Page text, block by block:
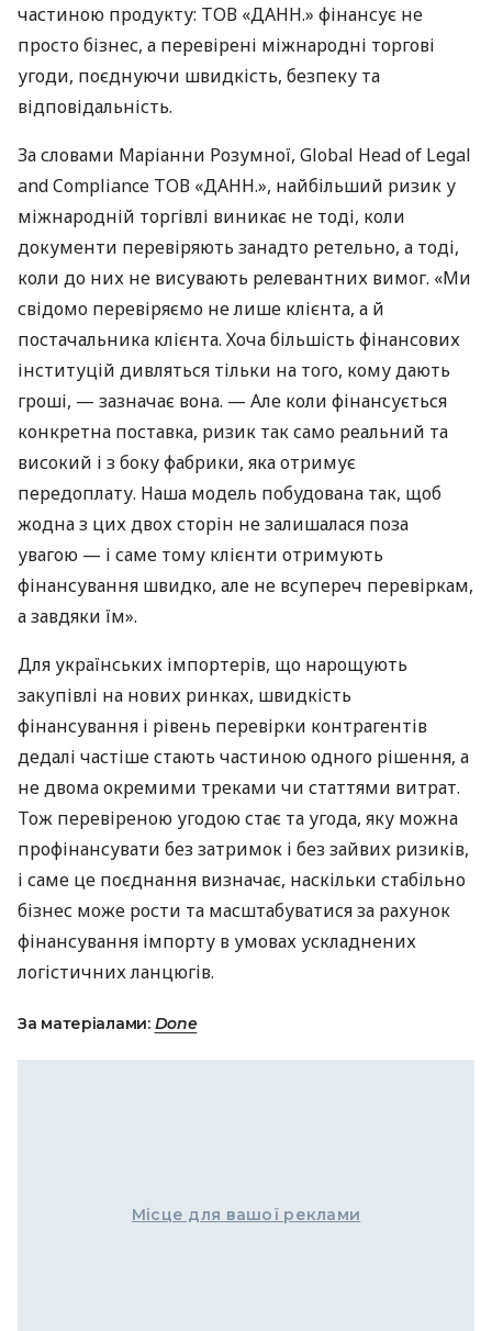
частиною продукту: ТОВ «ДАНН.» фінансує не
просто бізнес, а перевірені міжнародні торгові
угоди, поєднуючи швидкість, безпеку та
відповідальність.
За словами Маріанни Розумної, Global Head of Legal
and Compliance ТОВ «ДАНН.», найбільший ризик у
міжнародній торгівлі виникає не тоді, коли
документи перевіряють занадто ретельно, а тоді,
коли до них не висувають релевантних вимог. «Ми
свідомо перевіряємо не лише клієнта, а й
постачальника клієнта. Хоча більшість фінансових
інституцій дивляться тільки на того, кому дають
гроші, — зазначає вона. — Але коли фінансується
конкретна поставка, ризик так само реальний та
високий і з боку фабрики, яка отримує
передоплату. Наша модель побудована так, щоб
жодна з цих двох сторін не залишалася поза
увагою — і саме тому клієнти отримують
фінансування швидко, але не всупереч перевіркам,
а завдяки їм».
Для українських імпортерів, що нарощують
закупівлі на нових ринках, швидкість
фінансування і рівень перевірки контрагентів
дедалі частіше стають частиною одного рішення, а
не двома окремими треками чи статтями витрат.
Тож перевіреною угодою стає та угода, яку можна
профінансувати без затримок і без зайвих ризиків,
і саме це поєднання визначає, наскільки стабільно
бізнес може рости та масштабуватися за рахунок
фінансування імпорту в умовах ускладнених
логістичних ланцюгів.
За матеріалами: Done
Місце для вашої реклами